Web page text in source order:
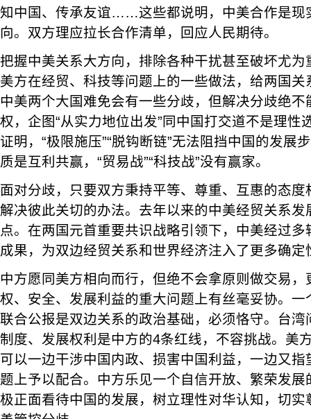
知中国、传承友谊……这些都说明，中美合作是现
向。双方理应拉长合作清单，回应人民期待。
把握中美关系大方向，排除各种干扰甚至破坏尤
美方在经贸、科技等问题上的一些做法，给两国
中美两个大国难免会有一些分歧，但解决分歧绝
权，企图“从实力地位出发”同中国打交道不是理性
证明，“极限施压”“脱钩断链”无法阻挡中国的发展
质是互利共赢，“贸易战”“科技战”没有赢家。
面对分歧，只要双方秉持平等、尊重、互惠的态
解决彼此关切的办法。去年以来的中美经贸关系
点。在两国元首重要共识战略引领下，中美经过
成果，为双边经贸关系和世界经济注入了更多确定
中方愿同美方相向而行，但绝不会拿原则做交易
权、安全、发展利益的重大问题上有丝毫妥协。
联合公报是双边关系的政治基础，必须恪守。台
制度、发展权利是中方的4条红线，不容挑战。美
可以一边干涉中国内政、损害中国利益，一边又
题上予以配合。中方乐见一个自信开放、繁荣发
极正面看待中国的发展，树立理性对华认知，切